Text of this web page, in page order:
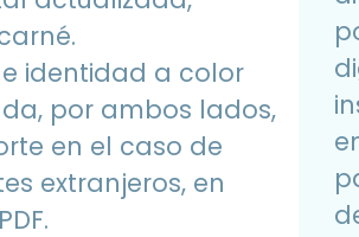
identidad a color
por ambos lados,
en el caso de
extranjeros, en